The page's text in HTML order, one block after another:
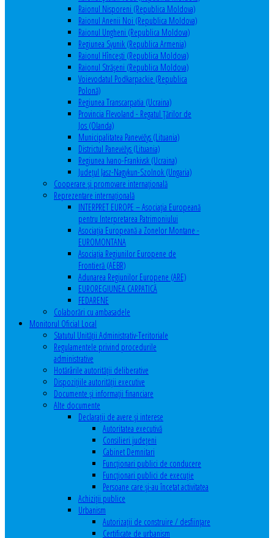
Raionul Nisporeni (Republica Moldova)
Raionul Anenii Noi (Republica Moldova)
Raionul Ungheni (Republica Moldova)
Regiunea Syunik (Republica Armenia)
Raionul Hîncești (Republica Moldova)
Raionul Străşeni (Republica Moldova)
Voievodatul Podkarpackie (Republica
Polonă)
Regiunea Transcarpatia (Ucraina)
Provincia Flevoland - Regatul Ţărilor de
Jos (Olanda)
Municipalitatea Panevėžys (Lituania)
Districtul Panevėžys (Lituania)
Regiunea Ivano-Frankivsk (Ucraina)
Judeţul Jasz-Nagykun-Szolnok (Ungaria)
Cooperare şi promovare internaţională
Reprezentare internaţională
INTERPRET EUROPE – Asociația Europeană
pentru Interpretarea Patrimoniului
Asociația Europeană a Zonelor Montane -
EUROMONTANA
Asociația Regiunilor Europene de
Frontieră (AEBR)
Adunarea Regiunilor Europene (ARE)
EUROREGIUNEA CARPATICĂ
FEDARENE
Colaborări cu ambasadele
Monitorul Oficial Local
Statutul Unităţii Administrativ-Teritoriale
Regulamentele privind procedurile
administrative
Hotărârile autorităţii deliberative
Dispoziţiile autorităţii executive
Documente şi informaţii financiare
Alte documente
Declaraţii de avere şi interese
Autoritatea executivă
Consilieri judeţeni
Cabinet Demnitari
Funcţionari publici de conducere
Funcționari publici de execuție
Persoane care şi-au încetat activitatea
Achiziţii publice
Urbanism
Autorizații de construire / desființare
Certificate de urbanism